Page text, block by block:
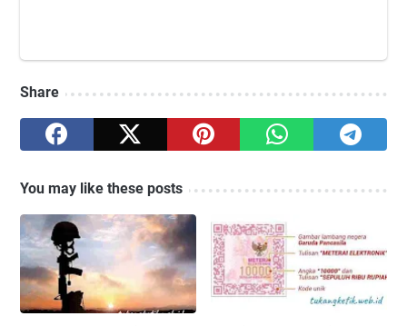
Share
You may like these posts